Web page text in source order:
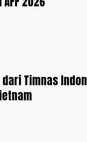
Timnas